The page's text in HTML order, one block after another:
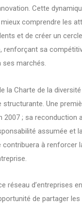
Cette
comprendre les
et de créer un
renforçant sa
ses marchés.
la Charte de la
structurante. Une
2007 ; sa reconduction
assumée et
contribuera à renforcer
réseau d’entreprises
de partager